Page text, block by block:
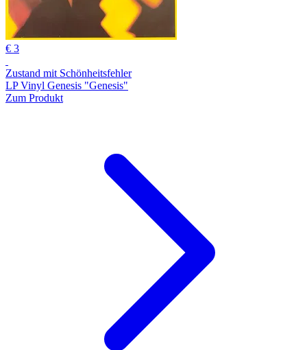
€ 3
Zustand mit Schönheitsfehler
LP Vinyl Genesis "Genesis"
Zum Produkt